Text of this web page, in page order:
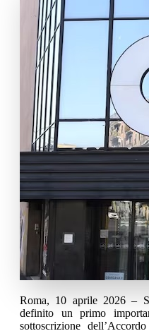
Roma, 10 aprile 2026 –
definito un primo
sottoscrizione